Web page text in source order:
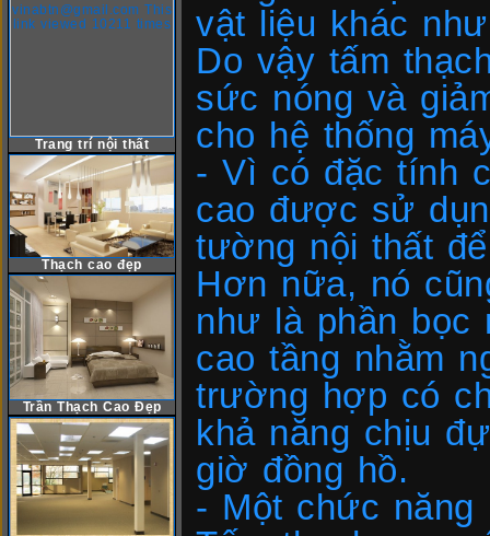
Trang trí nội thất
Thạch cao đẹp
Trần Thạch Cao Đẹp
vật liệu khác
Do vậy tấm
sức nóng và
cho hệ thống
- Vì có đặc tính
cao được sử
tường nội thất
Hơn nữa, nó
như là phần bọc
cao tầng nhằm
trường hợp có
khả năng chịu
giờ đồng hồ.
- Một chức năng